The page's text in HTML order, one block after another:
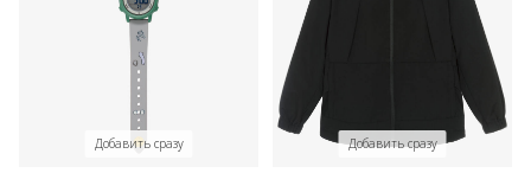
Добавить сразу Добавить сразу